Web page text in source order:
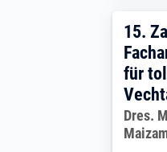
15.
15.
für
Dres.